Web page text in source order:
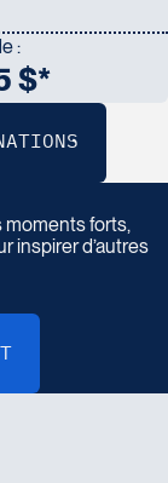
:
$*
ge
moments forts,
inspirer d’autres